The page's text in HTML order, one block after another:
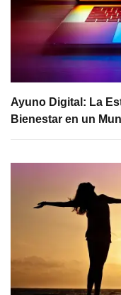
Ayuno Digital: La
Bienestar en un